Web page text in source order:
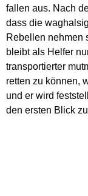
fallen aus. Nach
dass die
Rebellen nehmen
bleibt als Helfer
transportierter
retten zu können,
und er wird
den ersten Blick